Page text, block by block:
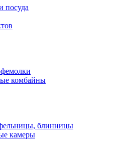
посуда
комбайны
блинницы
камеры